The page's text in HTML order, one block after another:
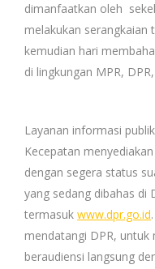
dimanfaatkan oleh
melakukan serangkaian
kemudian hari
di lingkungan MPR,
Layanan informasi
Kecepatan
dengan segera status
yang sedang dibahas di
termasuk www.dpr.go.id
mendatangi DPR,
beraudiensi langsung